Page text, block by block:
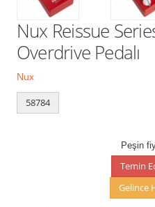
Nux Reissue
Overdrive Pedalı
Nux
58784
Peşin
Temin
Gelince